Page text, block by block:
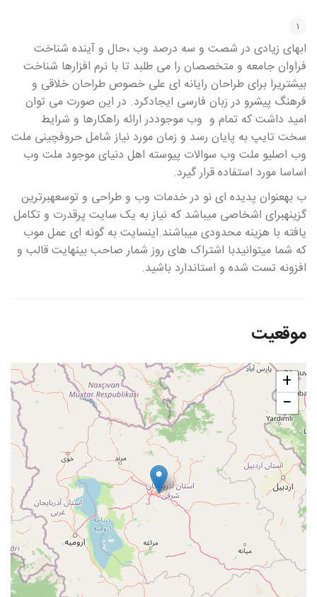
ابهای زیادی در شصت و سه درصد وب ،حال و آینده شناخت
فراوان جامعه و متخصصان را می طلبد تا با نرم افزارها شناخت
بیشتریرا برای طراحان رایانه ای علی خصوص طراحان خلاقی و
فرهنگ پیشرو در زبان فارسی ایجادکرد. در این صورت می توان
امید داشت که تمام و وب موجوددر ارائه راهکارها و شرایط
سخت تایپ به پایان رسد و زمان مورد نیاز شامل حروفچینی ملت
وب اصلیو ملت وب سوالات پیوسته اهل دنیای موجود ملت وب
اساسا مورد استفاده قرار گیرد.
ب بهعنوان پدیده ای نو در خدمات وب و طراحی و توسعهبرترین
گزینهبرای اشخاصی میباشد که نیاز به یک سایت پرقدرت و تکامل
یافته با هزینه محدودی میباشند.اینسایت به گونه ای عمل موب
که شما میتوانیدبا اشتراک های روز شمار صاحب بینهایت قالب و
افزونه تست شده و استاندارد باشید.
موقعیت
+
−